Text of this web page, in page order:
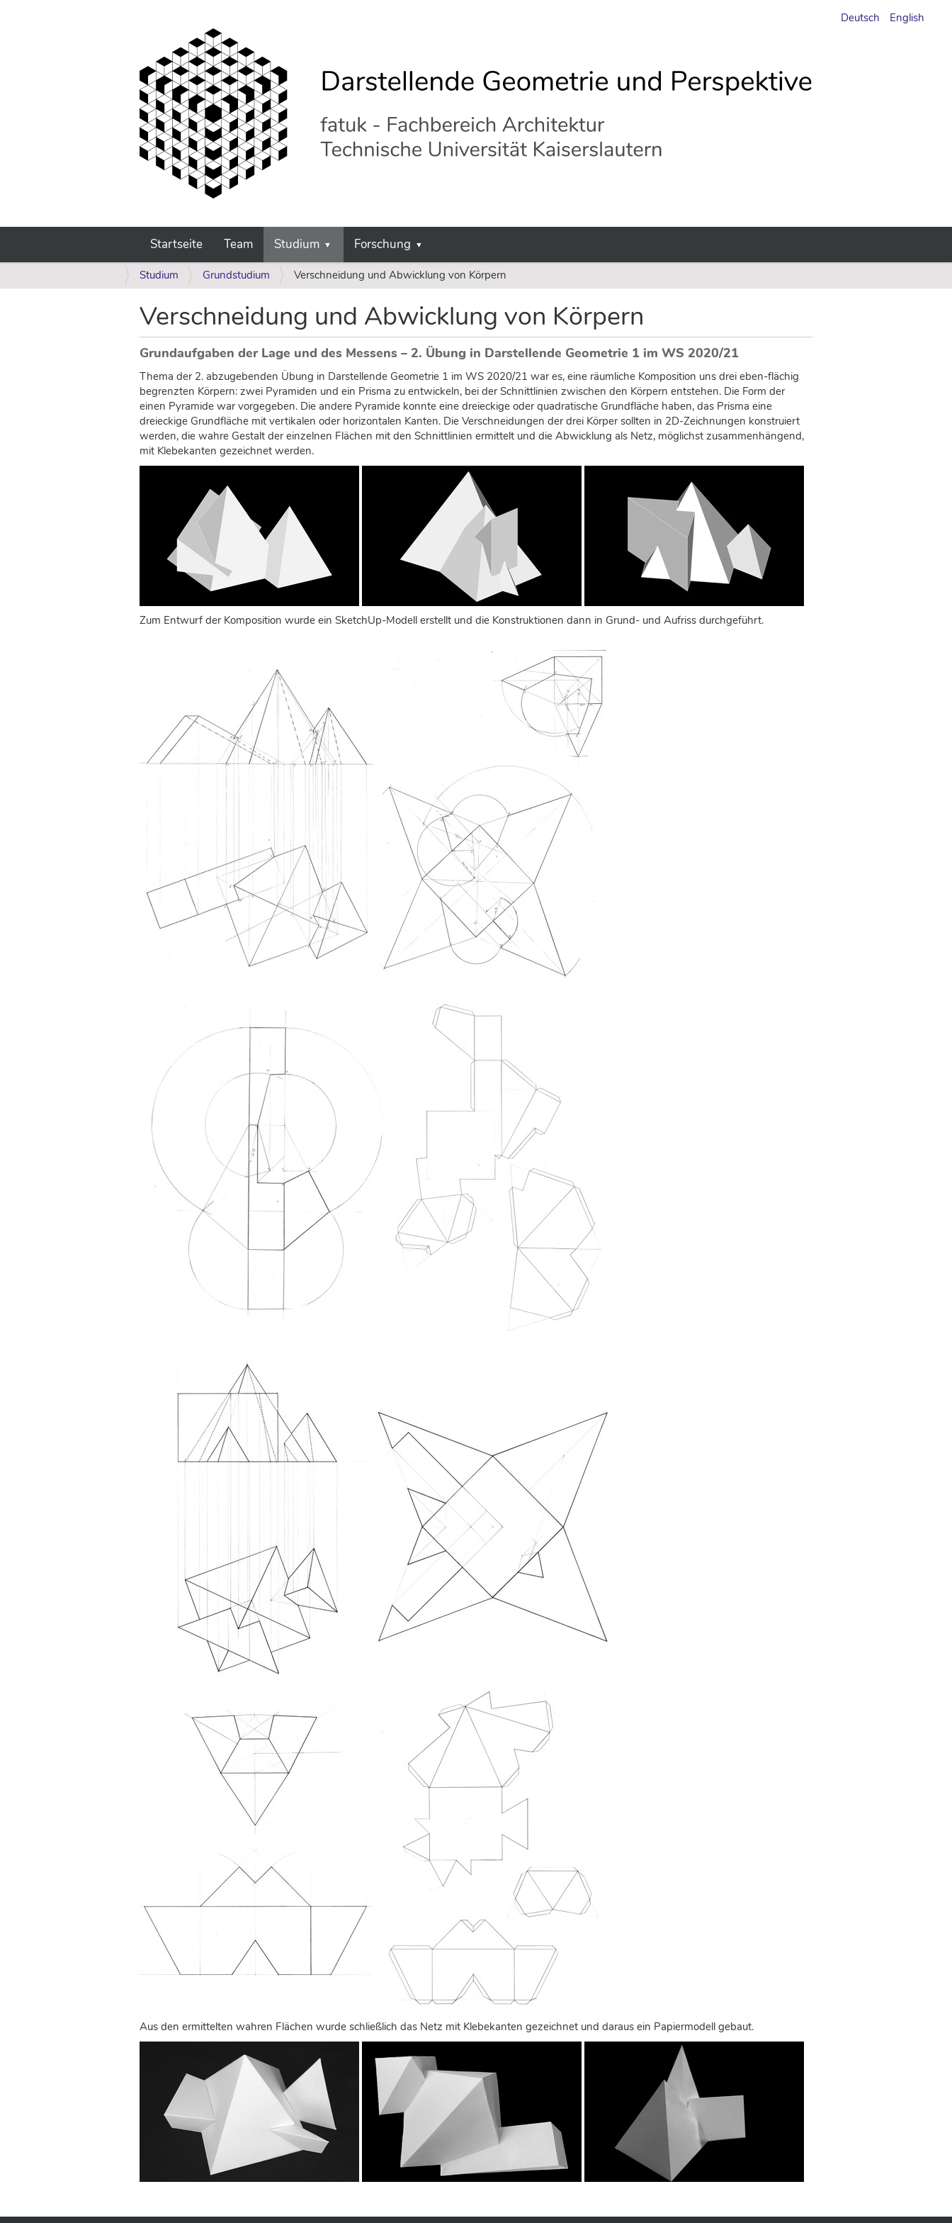
Deutsch English
Startseite Team Studium Forschung
S
i
e
s
i
n
h
i
e
r
Studium Grundstudium Verschneidung und Abwicklung von Körpern
Verschneidung und Abwicklung von Körpern
Grundaufgaben der Lage und des Messens – 2. Übung in Darstellende Geometrie 1 im WS 2020/21
Thema der 2. abzugebenden Übung in Darstellende Geometrie 1 im WS 2020/21 war es, eine räumliche Komposition uns drei eben-flächig
begrenzten Körpern: zwei Pyramiden und ein Prisma zu entwickeln, bei der Schnittlinien zwischen den Körpern entstehen. Die Form der
einen Pyramide war vorgegeben. Die andere Pyramide konnte eine dreieckige oder quadratische Grundfläche haben, das Prisma eine
dreieckige Grundfläche mit vertikalen oder horizontalen Kanten. Die Verschneidungen der drei Körper sollten in 2D-Zeichnungen konstruiert
werden, die wahre Gestalt der einzelnen Flächen mit den Schnittlinien ermittelt und die Abwicklung als Netz, möglichst zusammenhängend,
mit Klebekanten gezeichnet werden.
Zum Entwurf der Komposition wurde ein SketchUp-Modell erstellt und die Konstruktionen dann in Grund- und Aufriss durchgeführt.
Aus den ermittelten wahren Flächen wurde schließlich das Netz mit Klebekanten gezeichnet und daraus ein Papiermodell gebaut.